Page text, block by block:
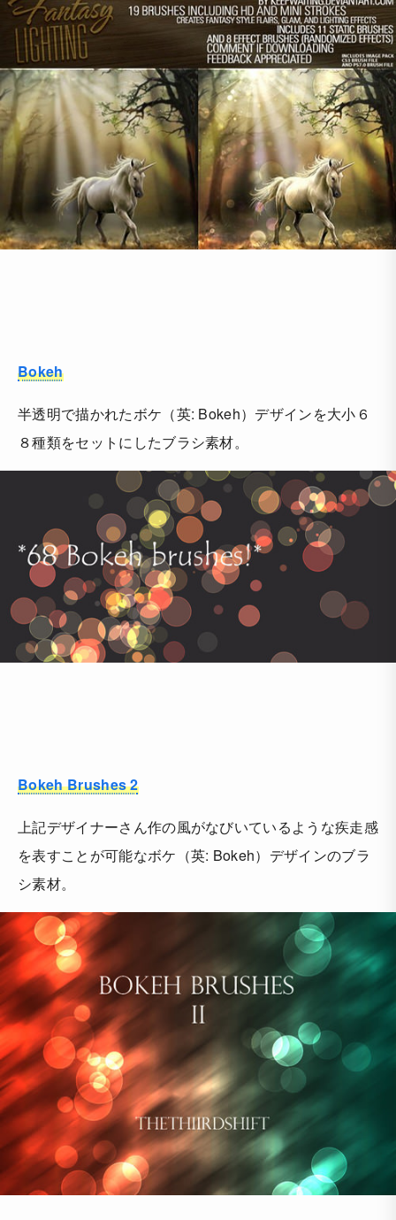
Bokeh
半透明で描かれたボケ（英: Bokeh）デザインを大小６
８種類をセットにしたブラシ素材。
Bokeh Brushes 2
上記デザイナーさん作の風がなびいているような疾走感
を表すことが可能なボケ（英: Bokeh）デザインのブラ
シ素材。